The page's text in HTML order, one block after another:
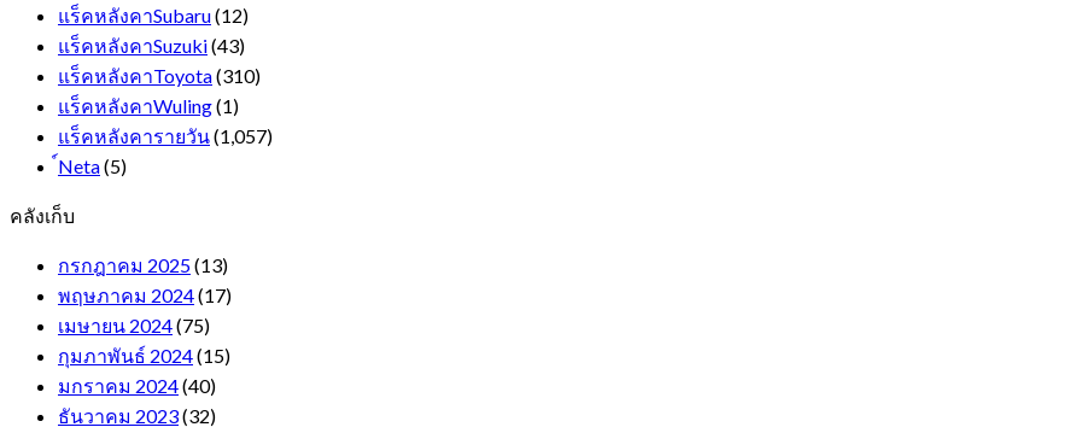
แร็คหลังคาSubaru(12)
แร็คหลังคาSuzuki(43)
แร็คหลังคาToyota(310)
แร็คหลังคาWuling(1)
แร็คหลังคารายวัน(1,057)
์Neta(5)
คลังเก็บ
กรกฎาคม 2025(13)
พฤษภาคม 2024(17)
เมษายน 2024(75)
กุมภาพันธ์ 2024(15)
มกราคม 2024(40)
ธันวาคม 2023(32)